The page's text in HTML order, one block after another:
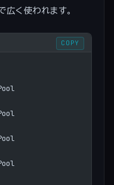
広く使われます。
COPY